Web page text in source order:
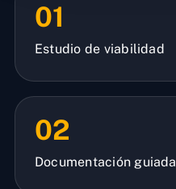
01
Estudio de viabilidad
02
Documentación guiada